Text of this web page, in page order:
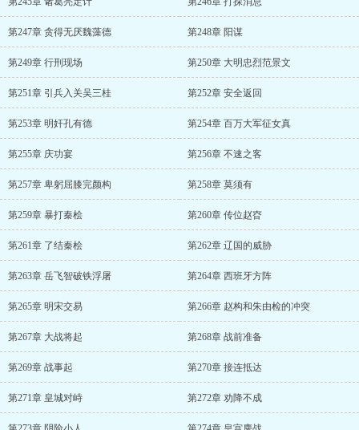
第247章 贪得无厌魏藻德 第248章 阳谋
第249章 行刑现场 第250章 大明忠烈范景文
第251章 引兵入关吴三桂 第252章 安全返回
第253章 明奸孔有德 第254章 百万大军征女真
第255章 庆功宴 第256章 不速之客
第257章 卑躬屈膝完颜构 第258章 莫须有
第259章 暴打秦桧 第260章 传位赵昚
第261章 了结秦桧 第262章 辽国的威胁
第263章 岳飞智破铁浮屠 第264章 西班牙方阵
第265章 明宋交易 第266章 赵构和朱由检的冲突
第267章 大战将起 第268章 战前准备
第269章 战事起 第270章 接连抵达
第271章 皇城对峙 第272章 劝降不成